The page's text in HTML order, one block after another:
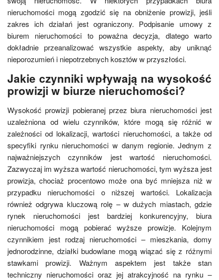
nieruchomości mogą zgodzić się na obniżenie prowizji, jeśli
zakres ich działań jest ograniczony. Podpisanie umowy z
biurem nieruchomości to poważna decyzja, dlatego warto
dokładnie przeanalizować wszystkie aspekty, aby uniknąć
nieporozumień i niepotrzebnych kosztów w przyszłości.
Jakie czynniki wpływają na wysokość
prowizji w biurze nieruchomości?
Wysokość prowizji pobieranej przez biura nieruchomości jest
uzależniona od wielu czynników, które mogą się różnić w
zależności od lokalizacji, wartości nieruchomości, a także od
specyfiki rynku nieruchomości w danym regionie. Jednym z
najważniejszych czynników jest wartość nieruchomości.
Zazwyczaj im wyższa wartość nieruchomości, tym wyższa jest
prowizja, chociaż procentowo może ona być mniejsza niż w
przypadku nieruchomości o niższej wartości. Lokalizacja
również odgrywa kluczową rolę – w dużych miastach, gdzie
rynek nieruchomości jest bardziej konkurencyjny, biura
nieruchomości mogą pobierać wyższe prowizje. Kolejnym
czynnikiem jest rodzaj nieruchomości – mieszkania, domy
jednorodzinne, działki budowlane mogą wiązać się z różnymi
stawkami prowizji. Ważnym aspektem jest także stan
techniczny nieruchomości oraz jej atrakcyjność na rynku –